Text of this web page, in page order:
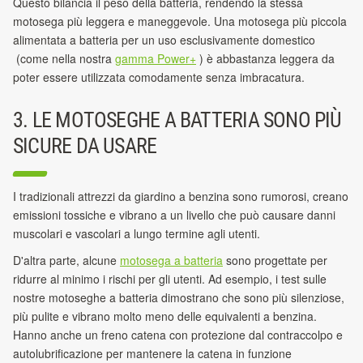
motosega più leggera e maneggevole. Una motosega più piccola
alimentata a batteria per un uso esclusivamente domestico
(come nella nostra gamma Power+ ) è abbastanza leggera da
poter essere utilizzata comodamente senza imbracatura.
3. LE MOTOSEGHE A BATTERIA SONO PIÙ
SICURE DA USARE
I tradizionali attrezzi da giardino a benzina sono rumorosi, creano
emissioni tossiche e vibrano a un livello che può causare danni
muscolari e vascolari a lungo termine agli utenti.
D'altra parte, alcune motosega a batteria sono progettate per
ridurre al minimo i rischi per gli utenti. Ad esempio, i test sulle
nostre motoseghe a batteria dimostrano che sono più silenziose,
più pulite e vibrano molto meno delle equivalenti a benzina.
Hanno anche un freno catena con protezione dal contraccolpo e
autolubrificazione per mantenere la catena in funzione